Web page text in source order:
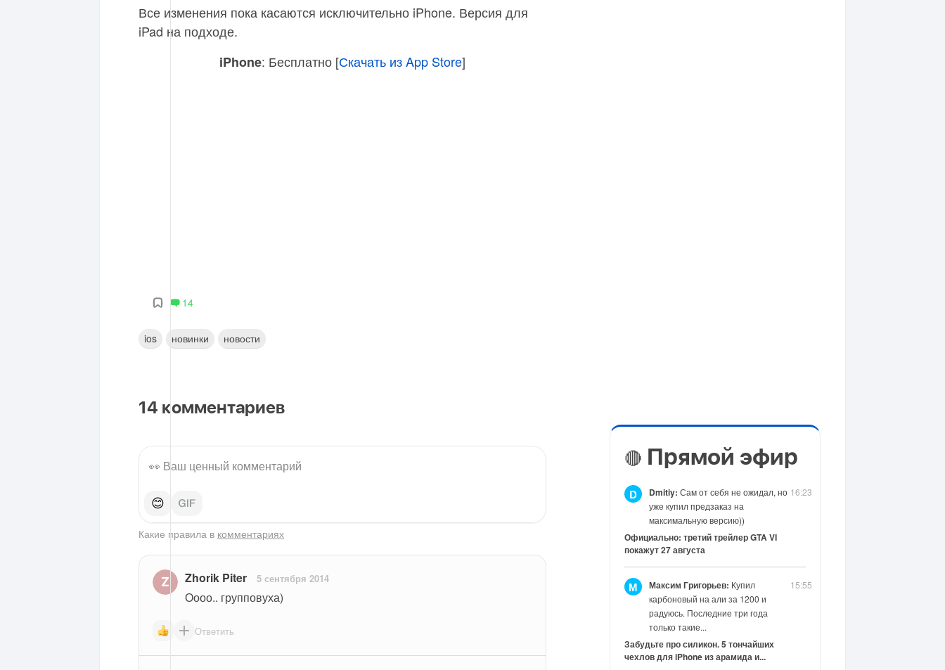
Все изменения пока касаются исключительно iPhone. Версия для
iPad на подходе.
iPhone: Бесплатно [Скачать из App Store]
14
ios новинки новости
14 комментариев
😊
Какие правила в комментариях
Zhorik Piter 5 сентября 2014
Оооо.. групповуха)
Ответить
🔴 Прямой эфир
16:23
D Dmitiy: Сам от себя не ожидал, но
уже купил предзаказ на
максимальную версию))
Официально: третий трейлер GTA VI
покажут 27 августа
15:55
М Максим Григорьев: Купил
карбоновый на али за 1200 и
радуюсь. Последние три года
только такие...
Забудьте про силикон. 5 тончайших
чехлов для iPhone из арамида и...